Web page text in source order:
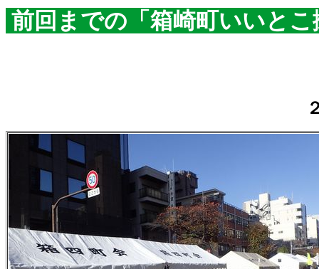
前回までの「箱崎町いいとこ